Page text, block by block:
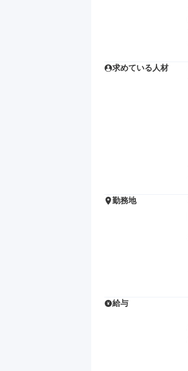
求めている人材
勤務地
給与